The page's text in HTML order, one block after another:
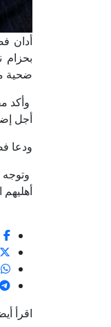
أدان
ضحية
وأكد
أجل
ودعا
وتوجه
اقرأ